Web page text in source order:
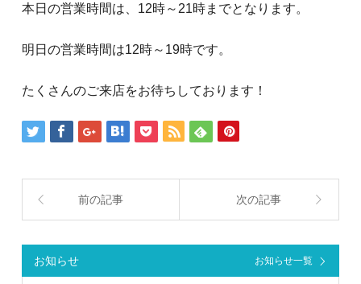
本日の営業時間は、12時～21時までとなります。
明日の営業時間は12時～19時です。
たくさんのご来店をお待ちしております！
前の記事 次の記事
お知らせ お知らせ一覧